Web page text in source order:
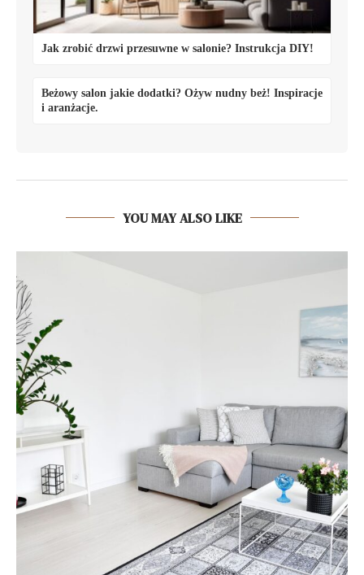
Jak zrobić drzwi przesuwne w salonie? Instrukcja DIY!
Beżowy salon jakie dodatki? Ożyw nudny beż! Inspiracje
i aranżacje.
YOU MAY ALSO LIKE